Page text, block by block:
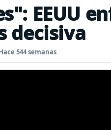
EEUU
decisiva
544 semanas